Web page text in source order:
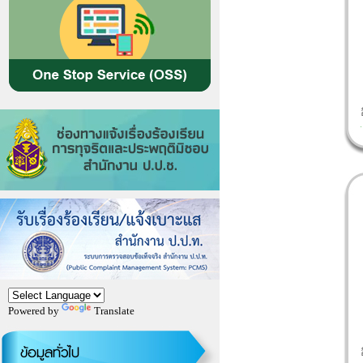
Powered by Translate
ข้อมูลทั่วไป